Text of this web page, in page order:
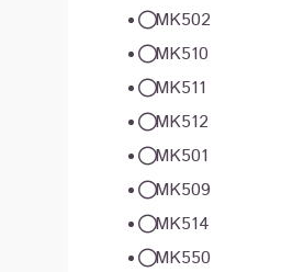
MK502
MK510
MK511
MK512
MK501
MK509
MK514
MK550